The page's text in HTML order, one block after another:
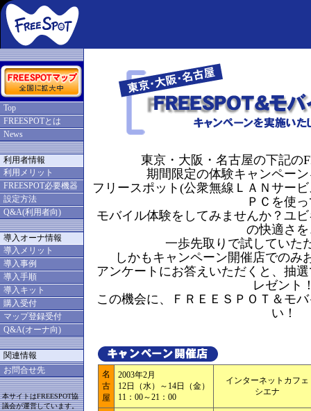
Top
FREESPOTとは
News
利用者情報
利用メリット
FREESPOT必要機器
設定方法
Q&A(利用者向)
導入オーナ情報
導入メリット
導入事例
導入手順
導入キット
購入受付
マップ登録受付
Q&A(オーナ向)
関連情報
お問合せ先
本サイトはFREESPOT協
議会が運営しています。
東京・大阪・名古屋の下記の
期間限定の体験キャンペー
フリースポット(公衆無線ＬＡＮサー
ＰＣを使
モバイル体験をしてみませんか？ユ
の快適さ
一歩先取りで試していた
しかもキャンペーン開催店でのみ
アンケートにお答えいただくと、抽
レゼント
この機会に、ＦＲＥＥＳＰＯＴ＆モ
い！
名
古
屋
2003年2月
12日（水）～14日（金）
11：00～21：00
インターネットカフェ
シエナ